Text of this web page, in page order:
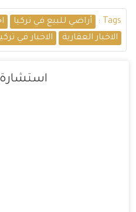
Tags : أراضي للبيع في تركيا
الاخبار العقارية
الاخبار في